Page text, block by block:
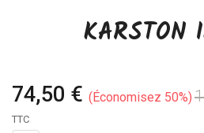
KARSTON
74,50 € Économisez 50%
TTC